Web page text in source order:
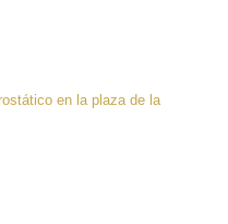
en la plaza de la